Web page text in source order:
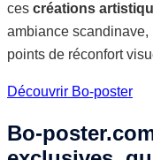
ces créations
ambiance scandinave,
points de réconfort
Découvrir Bo-poster
Bo-